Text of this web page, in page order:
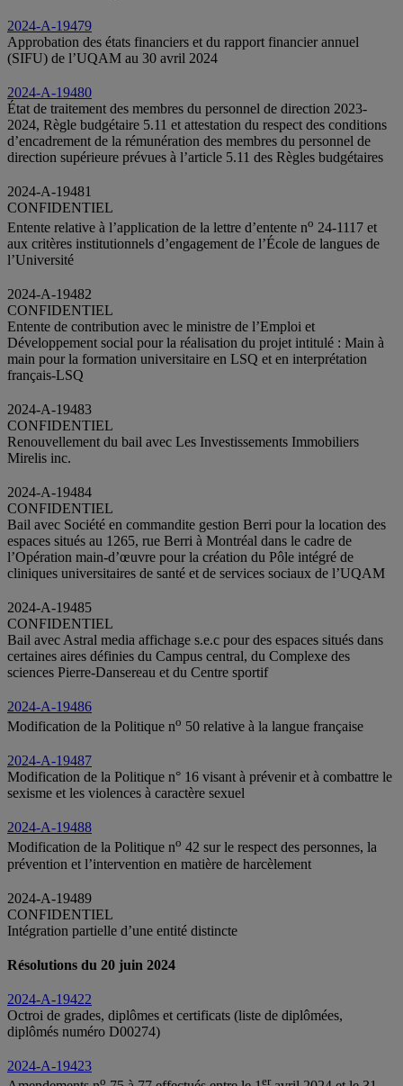
2024-A-19479
Approbation des états financiers et du rapport financier annuel
(SIFU) de l’UQAM au 30 avril 2024
2024-A-19480
État de traitement des membres du personnel de direction 2023-
2024, Règle budgétaire 5.11 et attestation du respect des conditions
d’encadrement de la rémunération des membres du personnel de
direction supérieure prévues à l’article 5.11 des Règles budgétaires
2024-A-19481
CONFIDENTIEL
Entente relative à l’application de la lettre d’entente no 24-1117 et
aux critères institutionnels d’engagement de l’École de langues de
l’Université
2024-A-19482
CONFIDENTIEL
Entente de contribution avec le ministre de l’Emploi et
Développement social pour la réalisation du projet intitulé : Main à
main pour la formation universitaire en LSQ et en interprétation
français-LSQ
2024-A-19483
CONFIDENTIEL
Renouvellement du bail avec Les Investissements Immobiliers
Mirelis inc.
2024-A-19484
CONFIDENTIEL
Bail avec Société en commandite gestion Berri pour la location des
espaces situés au 1265, rue Berri à Montréal dans le cadre de
l’Opération main-d’œuvre pour la création du Pôle intégré de
cliniques universitaires de santé et de services sociaux de l’UQAM
2024-A-19485
CONFIDENTIEL
Bail avec Astral media affichage s.e.c pour des espaces situés dans
certaines aires définies du Campus central, du Complexe des
sciences Pierre-Dansereau et du Centre sportif
2024-A-19486
Modification de la Politique no 50 relative à la langue française
2024-A-19487
Modification de la Politique n° 16 visant à prévenir et à combattre le
sexisme et les violences à caractère sexuel
2024-A-19488
Modification de la Politique no 42 sur le respect des personnes, la
prévention et l’intervention en matière de harcèlement
2024-A-19489
CONFIDENTIEL
Intégration partielle d’une entité distincte
Résolutions du 20 juin 2024
2024-A-19422
Octroi de grades, diplômes et certificats (liste de diplômées,
diplômés numéro D00274)
2024-A-19423
o er